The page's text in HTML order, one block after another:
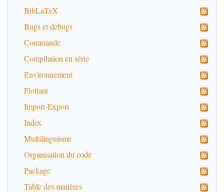
BibLaTeX
Bugs et debugs
Commande
Compilation en série
Environnement
Flottant
Import-Export
Index
Multilinguisme
Organisation du code
Package
Table des matières